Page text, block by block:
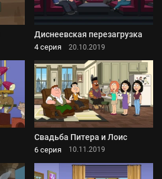
Диснеевская перезагрузка
4 серия 20.10.2019
Свадьба Питера и Лоис
6 серия 10.11.2019